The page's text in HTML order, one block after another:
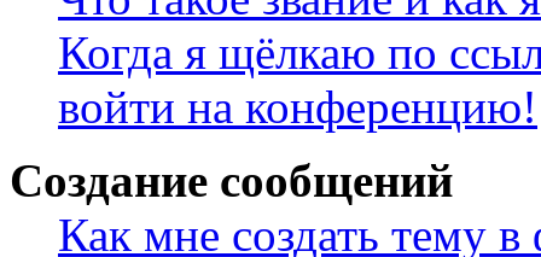
Когда я щёлкаю по
войти на конференцию!
Создание сообщений
Как мне создать тему